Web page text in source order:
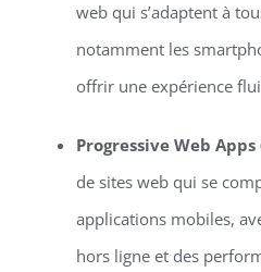
web qui s’adaptent à
notamment les
offrir une expérience
Progressive Web Apps
de sites web qui se
applications mobiles,
hors ligne et des